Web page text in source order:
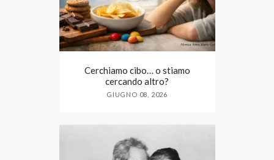
Cerchiamo cibo… o stiamo
cercando altro?
GIUGNO 08, 2026